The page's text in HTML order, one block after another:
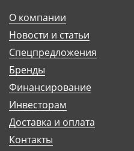
О компании
Новости и статьи
Спецпредложения
Бренды
Финансирование
Инвесторам
Доставка и оплата
Контакты